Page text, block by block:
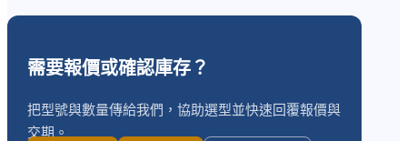
需要報價或確認庫存？
把型號與數量傳給我們，協助選型並快速回覆報價與
交期。